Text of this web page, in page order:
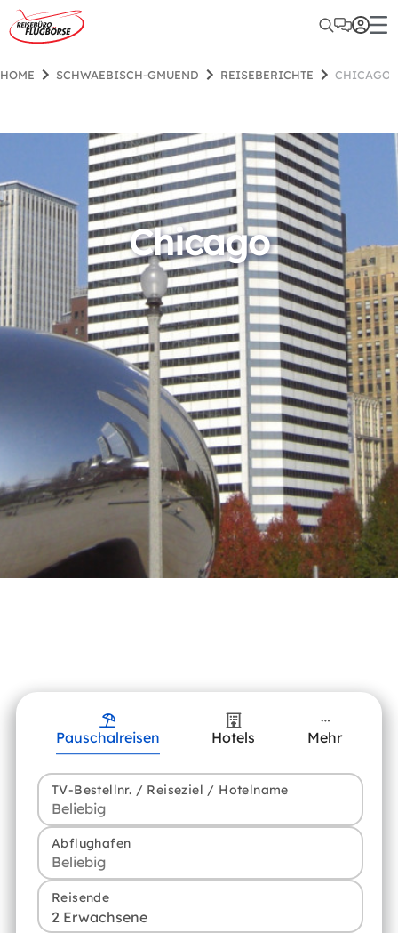
HOME SCHWAEBISCH-GMUEND REISEBERICHTE CHICAGO
Chicago
Pauschalreisen Hotels Mehr
TV-Bestellnr. / Reiseziel / Hotelname
Abflughafen
Reisende
2 Erwachsene